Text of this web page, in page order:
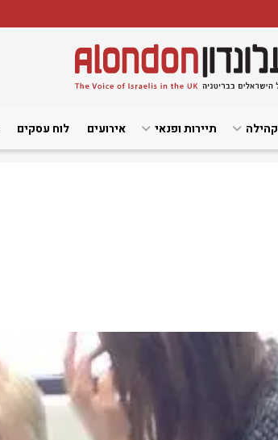
קהילה תיירות ופנאי אירועים לוח עסקים